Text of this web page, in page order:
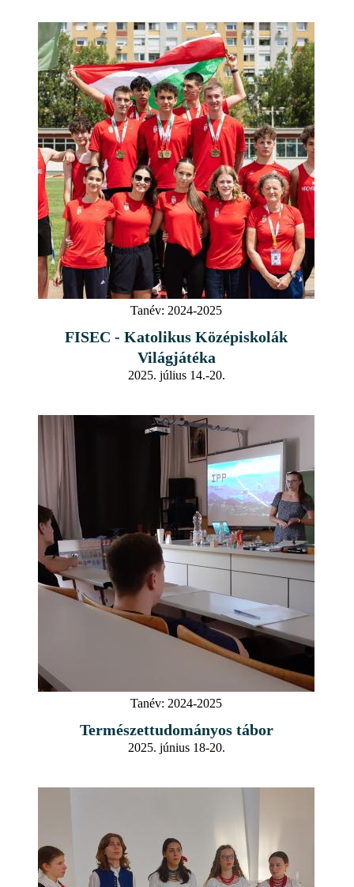
Tanév: 2024-2025
FISEC - Katolikus Középiskolák
Világjátéka
2025. július 14.-20.
Tanév: 2024-2025
Természettudományos tábor
2025. június 18-20.